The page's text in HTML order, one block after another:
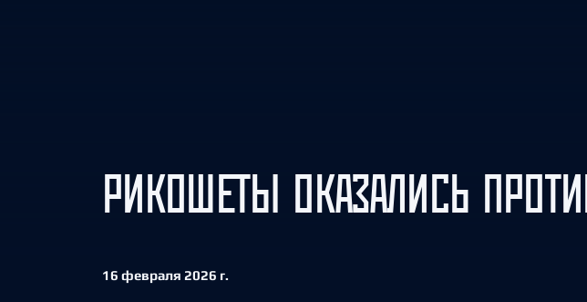
РИКОШЕТЫ ОКАЗАЛИСЬ
16 февраля 2026 г.